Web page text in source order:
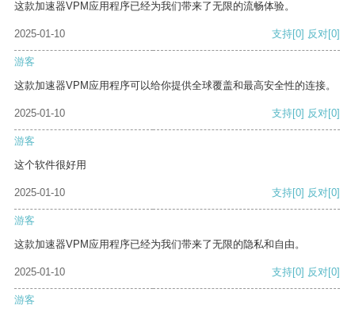
这款加速器VPM应用程序已经为我们带来了无限的流畅体验。
2025-01-10 支持[0] 反对[0]
游客
这款加速器VPM应用程序可以给你提供全球覆盖和最高安全性的连接。
2025-01-10 支持[0] 反对[0]
游客
这个软件很好用
2025-01-10 支持[0] 反对[0]
游客
这款加速器VPM应用程序已经为我们带来了无限的隐私和自由。
2025-01-10 支持[0] 反对[0]
游客